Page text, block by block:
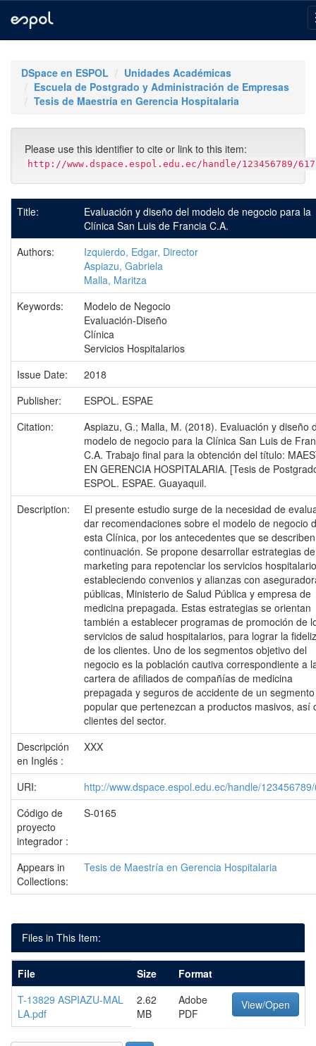
navigationDSpace en ESPOL
Unidades Académicas
Escuela de Postgrado y Administración de Empresas
Tesis de Maestría en Gerencia Hospitalaria
Please use this identifier to cite or link to this item:
http://www.dspace.espol.edu.ec/handle/123456789/
Title:
Evaluación y diseño del modelo de negocio para la
Clínica San Luis de Francia C.A.
Authors:
Izquierdo, Edgar, Director
Aspiazu, Gabriela
Malla, Maritza
Keywords:
Modelo de Negocio
Evaluación-Diseño
Clínica
Servicios Hospitalarios
Issue Date:
2018
Publisher:
ESPOL. ESPAE
Citation:
Aspiazu, G.; Malla, M. (2018). Evaluación y diseño
modelo de negocio para la Clínica San Luis de
C.A. Trabajo final para la obtención del título:
EN GERENCIA HOSPITALARIA. [Tesis de
ESPOL. ESPAE. Guayaquil.
Description:
El presente estudio surge de la necesidad de
dar recomendaciones sobre el modelo de negocio
esta Clínica, por los antecedentes que se
continuación. Se propone desarrollar estrategias de
marketing para repotenciar los servicios
estableciendo convenios y alianzas con
públicas, Ministerio de Salud Pública y empresa de
medicina prepagada. Estas estrategias se orientan
también a establecer programas de promoción de
servicios de salud hospitalarios, para lograr la
de los clientes. Uno de los segmentos objetivo del
negocio es la población cautiva correspondiente a
cartera de afiliados de compañías de medicina
prepagada y seguros de accidente de un segmento
popular que pertenezcan a productos masivos, así
clientes del sector.
Descripción
en Inglés :
XXX
URI:
http://www.dspace.espol.edu.ec/handle/
Código de
proyecto
integrador :
S-0165
Appears in
Collections:
Tesis de Maestría en Gerencia Hospitalaria
Files in This Item:
File Size
Format
T-13829 ASPIAZU-MAL
LA.pdf
2.62
MB
Adobe
PDF
View/Open